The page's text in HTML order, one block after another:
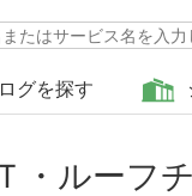
グを探す
・ルーフ